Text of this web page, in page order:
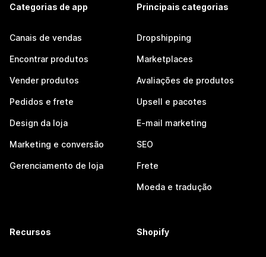
Categorias de app
Canais de vendas
Encontrar produtos
Vender produtos
Pedidos e frete
Design da loja
Marketing e conversão
Gerenciamento de loja
Principais categorias
Dropshipping
Marketplaces
Avaliações de produtos
Upsell e pacotes
E-mail marketing
SEO
Frete
Moeda e tradução
Recursos Shopify